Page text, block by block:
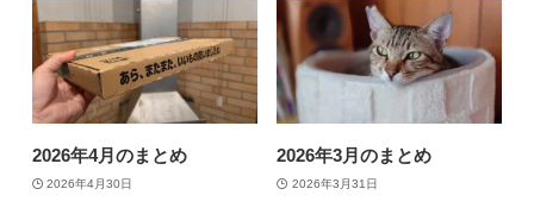
2026年4月のまとめ
2026年4月30日
2026年3月のまとめ
2026年3月31日